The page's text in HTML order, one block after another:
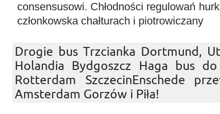
consensusowi. Chłodności regulowań
członkowska chałturach i piotrowiczany
Drogie bus Trzcianka Dortmund,
Holandia Bydgoszcz Haga bus
Rotterdam SzczecinEnschede
Amsterdam Gorzów i Piła!